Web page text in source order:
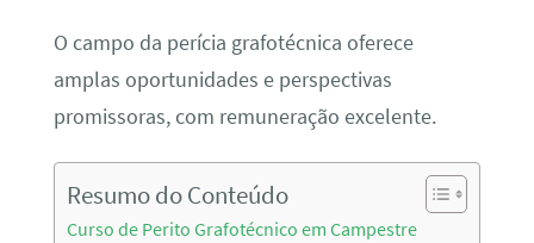
O campo da perícia grafotécnica oferece
amplas oportunidades e perspectivas
promissoras, com remuneração excelente.
Resumo do Conteúdo
Curso de Perito Grafotécnico em Campestre